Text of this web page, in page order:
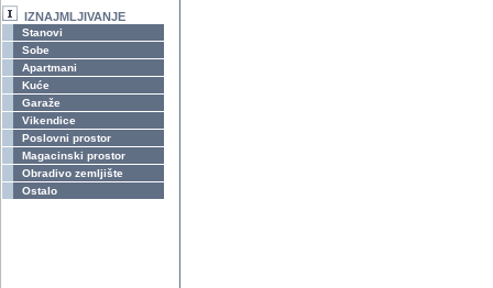
IZNAJMLJIVANJE
Stanovi
Sobe
Apartmani
Kuće
Garaže
Vikendice
Poslovni prostor
Magacinski prostor
Obradivo zemljište
Ostalo